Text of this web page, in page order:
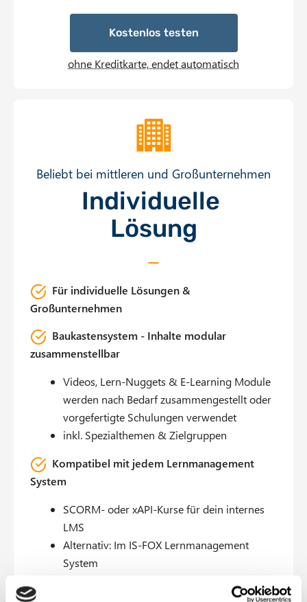
Kostenlos testen
ohne Kreditkarte, endet automatisch
Beliebt bei mittleren und Großunternehmen
Individuelle
Lösung
Für individuelle Lösungen &
Großunternehmen
Baukastensystem - Inhalte modular
zusammenstellbar
Videos, Lern-Nuggets & E-Learning Module
werden nach Bedarf zusammengestellt oder
vorgefertigte Schulungen verwendet
inkl. Spezialthemen & Zielgruppen
Kompatibel mit jedem Lernmanagement
System
SCORM- oder xAPI-Kurse für dein internes
LMS
Alternativ: Im IS-FOX Lernmanagement
System
Inhalte & Branding individuell anpassbar